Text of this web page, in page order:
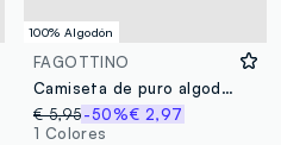
100% Algodón
FAGOTTINO
Camiseta de puro algodón beige para bebé, ajuste regular con estampados
€ 5,95-50%€ 2,97
1 Colores